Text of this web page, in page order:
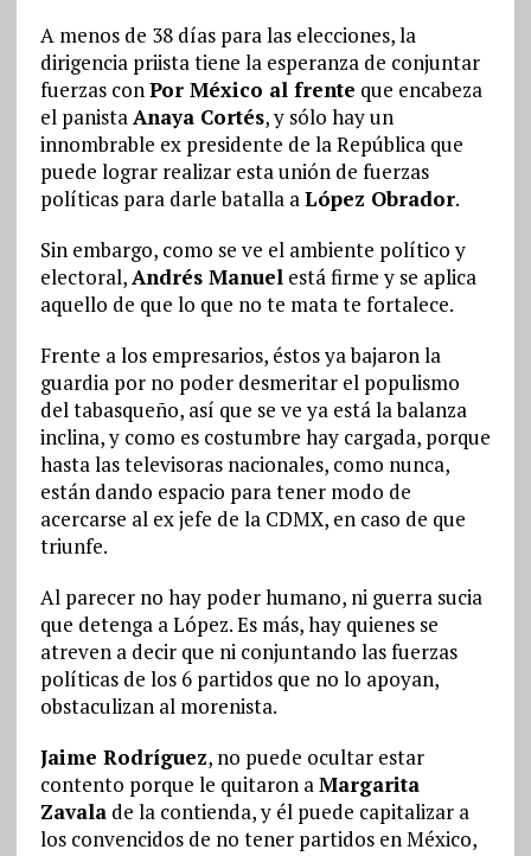
A menos de 38 días para las elecciones, la
dirigencia priista tiene la esperanza de conjuntar
fuerzas conPor México al frente que encabeza
el panistaAnaya Cortés, y sólo hay un
innombrable ex presidente de la República que
puede lograr realizar esta unión de fuerzas
políticas para darle batalla aLópez Obrador.
Sin embargo, como se ve el ambiente político y
electoral,Andrés Manuelestá firme y se aplica
aquello de que lo que no te mata te fortalece.
Frente a los empresarios, éstos ya bajaron la
guardia por no poder desmeritar el populismo
del tabasqueño, así que se ve ya está la balanza
inclina, y como es costumbre hay cargada, porque
hasta las televisoras nacionales, como nunca,
están dando espacio para tener modo de
acercarse al ex jefe de la CDMX, en caso de que
triunfe.
Al parecer no hay poder humano, ni guerra sucia
que detenga a López. Es más, hay quienes se
atreven a decir que ni conjuntando las fuerzas
políticas de los 6 partidos que no lo apoyan,
obstaculizan al morenista.
Jaime Rodríguez, no puede ocultar estar
contento porque le quitaron aMargarita
Zavalade la contienda, y él puede capitalizar a
los convencidos de no tener partidos en México,